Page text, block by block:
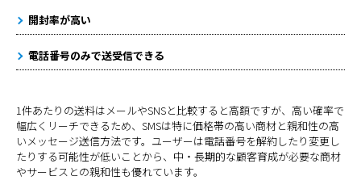
開封率が高い
電話番号のみで送受信できる
1件あたりの送料はメールやSNSと比較すると高額ですが、高い確率で
幅広くリーチできるため、SMSは特に価格帯の高い商材と親和性の高
いメッセージ送信方法です。ユーザーは電話番号を解約したり変更し
たりする可能性が低いことから、中・長期的な顧客育成が必要な商材
やサービスとの親和性も優れています。